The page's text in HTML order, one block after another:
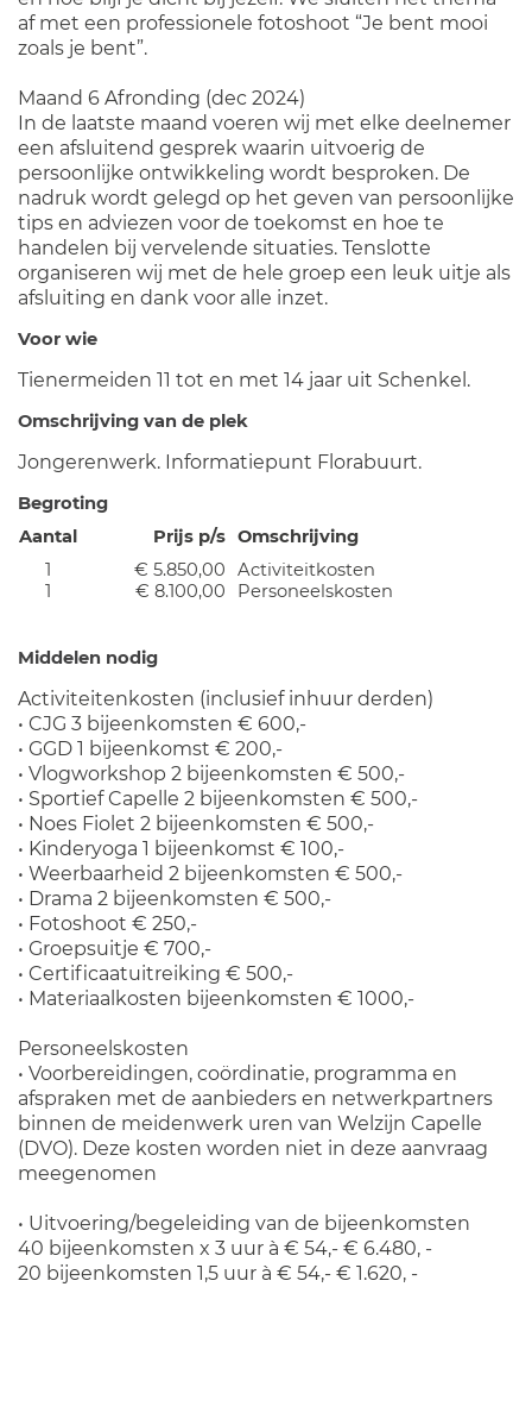
af met een professionele fotoshoot “Je bent mooi
zoals je bent”.
Maand 6 Afronding (dec 2024)
In de laatste maand voeren wij met elke deelnemer
een afsluitend gesprek waarin uitvoerig de
persoonlijke ontwikkeling wordt besproken. De
nadruk wordt gelegd op het geven van persoonlijke
tips en adviezen voor de toekomst en hoe te
handelen bij vervelende situaties. Tenslotte
organiseren wij met de hele groep een leuk uitje als
afsluiting en dank voor alle inzet.
Voor wie
Tienermeiden 11 tot en met 14 jaar uit Schenkel.
Omschrijving van de plek
Jongerenwerk. Informatiepunt Florabuurt.
Begroting
Aantal
Prijs p/s Omschrijving
1
€ 5.850,00
Activiteitkosten
1
€ 8.100,00 Personeelskosten
Middelen nodig
Activiteitenkosten (inclusief inhuur derden)
• CJG 3 bijeenkomsten € 600,-
• GGD 1 bijeenkomst € 200,-
• Vlogworkshop 2 bijeenkomsten € 500,-
• Sportief Capelle 2 bijeenkomsten € 500,-
• Noes Fiolet 2 bijeenkomsten € 500,-
• Kinderyoga 1 bijeenkomst € 100,-
• Weerbaarheid 2 bijeenkomsten € 500,-
• Drama 2 bijeenkomsten € 500,-
• Fotoshoot € 250,-
• Groepsuitje € 700,-
• Certificaatuitreiking € 500,-
• Materiaalkosten bijeenkomsten € 1000,-
Personeelskosten
• Voorbereidingen, coördinatie, programma en
afspraken met de aanbieders en netwerkpartners
binnen de meidenwerk uren van Welzijn Capelle
(DVO). Deze kosten worden niet in deze aanvraag
meegenomen
• Uitvoering/begeleiding van de bijeenkomsten
40 bijeenkomsten x 3 uur à € 54,- € 6.480, -
20 bijeenkomsten 1,5 uur à € 54,- € 1.620, -